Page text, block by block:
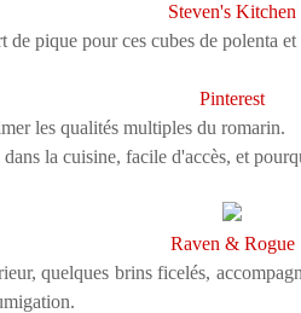
Steven's Kitchen
de pique pour ces cubes de polenta
Pinterest
les qualités multiples du romarin.
la cuisine, facile d'accès, et
Raven & Rogue
quelques brins ficelés,